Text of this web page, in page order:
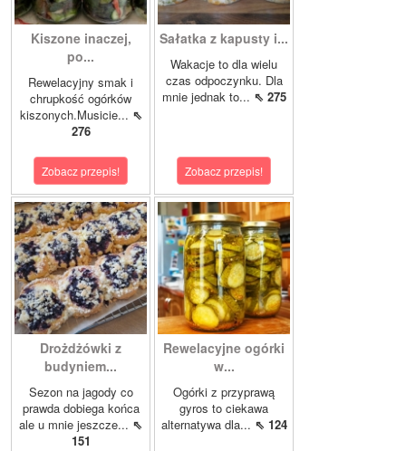
Kiszone inaczej,
po...
Rewelacyjny smak i
chrupkość ogórków
kiszonych.Musicie... ⇖
276
Zobacz przepis!
Sałatka z kapusty i...
Wakacje to dla wielu
czas odpoczynku. Dla
mnie jednak to... ⇖ 275
Zobacz przepis!
Drożdżówki z
budyniem...
Sezon na jagody co
prawda dobiega końca
ale u mnie jeszcze... ⇖
151
Rewelacyjne ogórki
w...
Ogórki z przyprawą
gyros to ciekawa
alternatywa dla... ⇖ 124